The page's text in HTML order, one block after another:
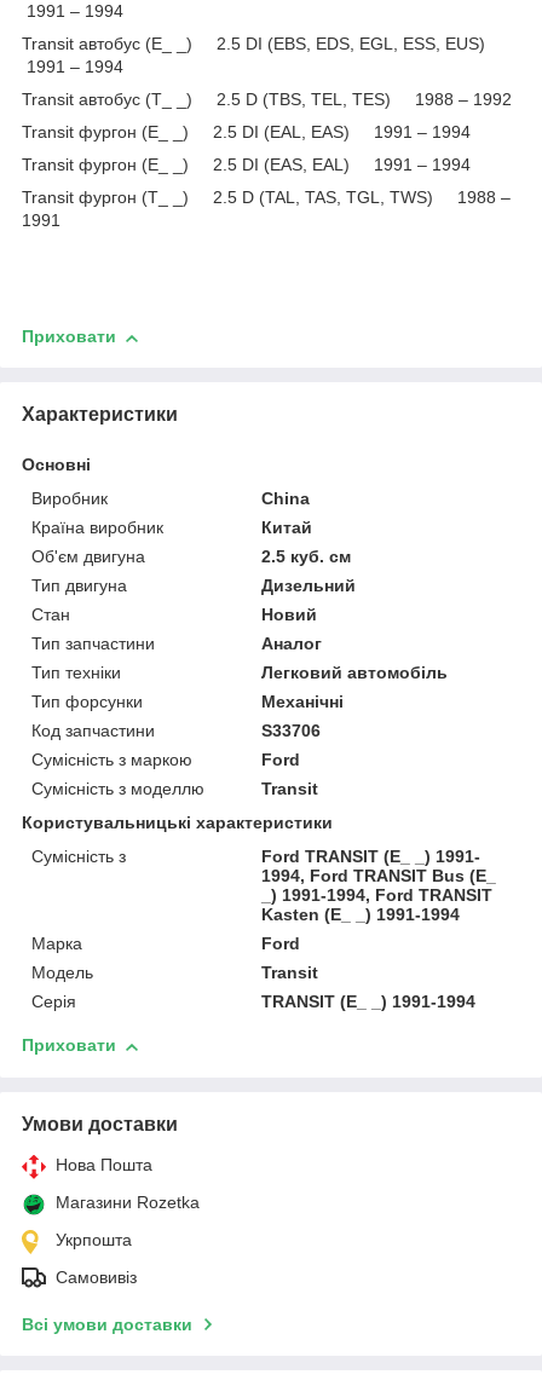
1991 – 1994
Transit автобус (E_ _) 2.5 DI (EBS, EDS, EGL, ESS, EUS)
1991 – 1994
Transit автобус (T_ _) 2.5 D (TBS, TEL, TES) 1988 – 1992
Transit фургон (E_ _) 2.5 DI (EAL, EAS) 1991 – 1994
Transit фургон (E_ _) 2.5 DI (EAS, EAL) 1991 – 1994
Transit фургон (T_ _) 2.5 D (TAL, TAS, TGL, TWS) 1988 –
1991
Приховати
Характеристики
Основні
Виробник
China
Країна виробник
Китай
Об'єм двигуна
2.5 куб. см
Тип двигуна
Дизельний
Стан
Новий
Тип запчастини
Аналог
Тип техніки
Легковий автомобіль
Тип форсунки
Механічні
Код запчастини
S33706
Сумісність з маркою
Ford
Сумісність з моделлю
Transit
Користувальницькі характеристики
Сумісність з
Ford TRANSIT (E_ _) 1991-
1994, Ford TRANSIT Bus (E_
_) 1991-1994, Ford TRANSIT
Kasten (E_ _) 1991-1994
Марка
Ford
Модель
Transit
Серія
TRANSIT (E_ _) 1991-1994
Приховати
Умови доставки
Нова Пошта
Магазини Rozetka
Укрпошта
Самовивіз
Всі умови доставки